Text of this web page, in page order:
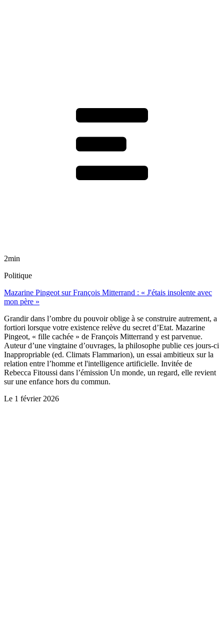
2min
Politique
Mazarine Pingeot sur François Mitterrand : « J'étais insolente avec
mon père »
Grandir dans l’ombre du pouvoir oblige à se construire autrement, a
fortiori lorsque votre existence relève du secret d’Etat. Mazarine
Pingeot, « fille cachée » de François Mitterrand y est parvenue.
Auteur d’une vingtaine d’ouvrages, la philosophe publie ces jours-ci
Inappropriable (ed. Climats Flammarion), un essai ambitieux sur la
relation entre l’homme et l'intelligence artificielle. Invitée de
Rebecca Fitoussi dans l’émission Un monde, un regard, elle revient
sur une enfance hors du commun.
Le 1 février 2026